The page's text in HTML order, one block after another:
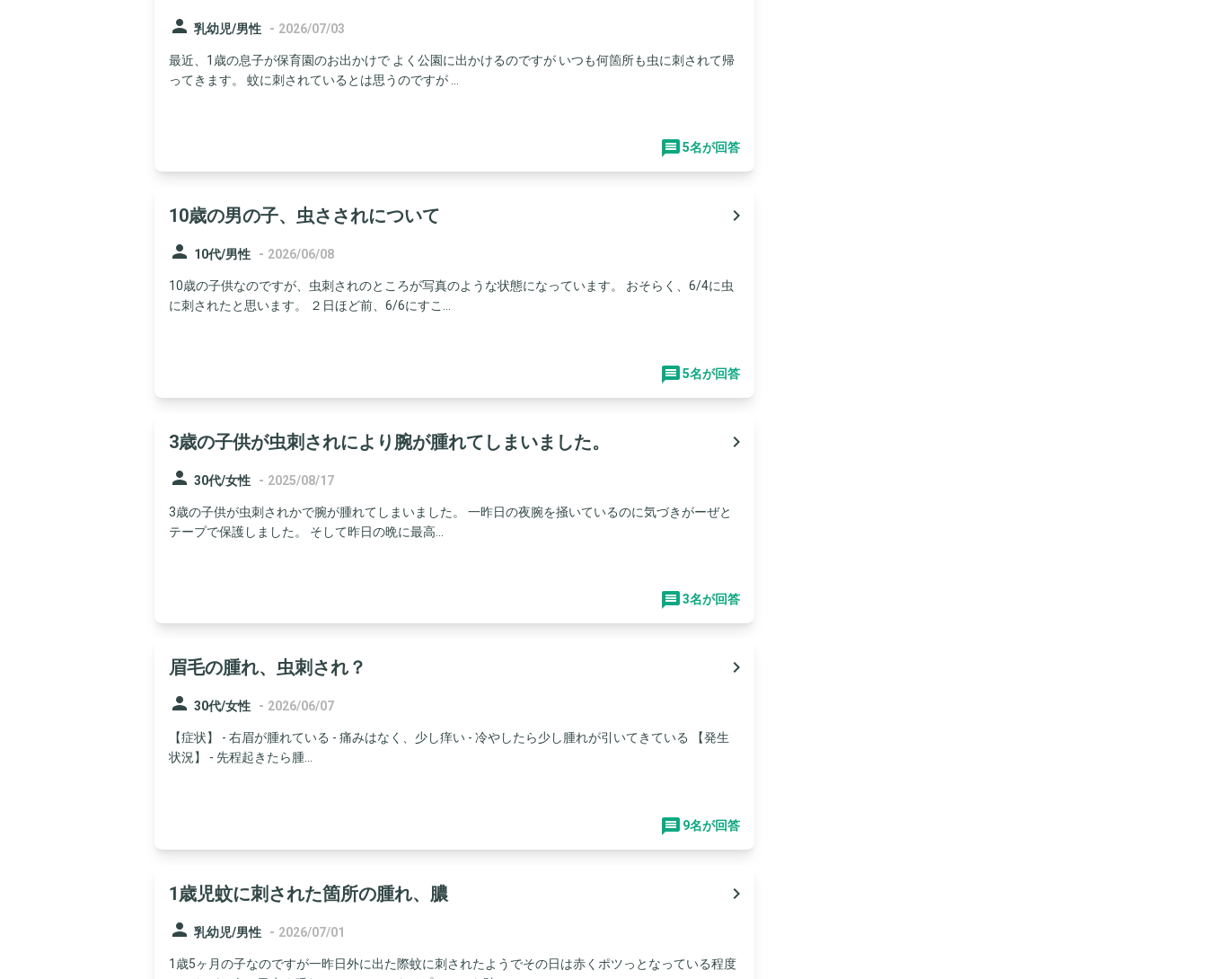
person 乳幼児/男性 - 2026/07/03
最近、1歳の息子が保育園のお出かけで よく公園に出かけるのですが いつも何箇所も虫に刺されて帰
ってきます。 蚊に刺されているとは思うのですが ...
5名が回答
10歳の男の子、虫さされについて
navigate_next
person 10代/男性 - 2026/06/08
10歳の子供なのですが、虫刺されのところが写真のような状態になっています。 おそらく、6/4に虫
に刺されたと思います。 ２日ほど前、6/6にすこ...
5名が回答
3歳の子供が虫刺されにより腕が腫れてしまいました。
navigate_next
person 30代/女性 - 2025/08/17
3歳の子供が虫刺されかで腕が腫れてしまいました。 一昨日の夜腕を掻いているのに気づきがーぜと
テープで保護しました。 そして昨日の晩に最高...
3名が回答
眉毛の腫れ、虫刺され？
navigate_next
person 30代/女性 - 2026/06/07
【症状】 - 右眉が腫れている - 痛みはなく、少し痒い - 冷やしたら少し腫れが引いてきている 【発生
状況】 - 先程起きたら腫...
9名が回答
1歳児蚊に刺された箇所の腫れ、膿
navigate_next
person 乳幼児/男性 - 2026/07/01
1歳5ヶ月の子なのですが一昨日外に出た際蚊に刺されたようでその日は赤くポツっとなっている程度